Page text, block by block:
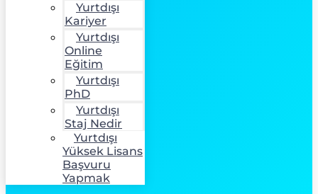
Yurtdışı
Kariyer
Yurtdışı
Online
Eğitim
Yurtdışı
PhD
Yurtdışı
Staj Nedir
Yurtdışı
Yüksek Lisans
Başvuru
Yapmak